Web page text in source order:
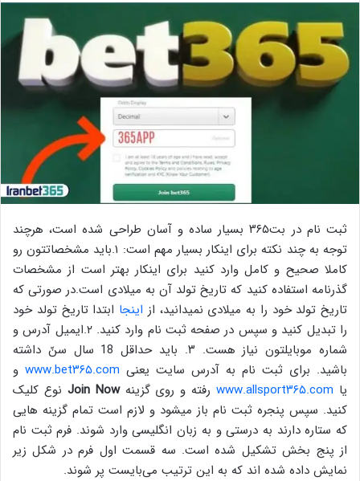
ثبت نام در بت۳۶۵ بسیار ساده و آسان طراحی‌ شده است، هرچند
توجه به چند نکته برای اینکار بسیار مهم است: ۱.باید مشخصاتتون رو
کاملا صحیح و کامل وارد کنید برای اینکار بهتر است از مشخصات
گذرنامه استفاده کنید که تاریخ تولد آن به میلادی است.در صورتی‌ که
تاریخ تولد خود را به میلادی نمیدانید، از اینجا ابتدا تاریخ تولد خود
را تبدیل کنید و سپس در صفحه ثبت نام وارد کنید. ۲.ایمیل آدرس و
شماره موبایلتون نیاز هست. ۳. باید حداقل 18 سال سنّ داشته
باشید. برای ثبت نام به آدرس سایت یعنی‌ www.bet۳۶۵.com و
یا www.allsport۳۶۵.comرفته و روی گزینهJoin Now نوع کلیک
کنید. سپس پنجره ثبت نام باز میشود و لازم است تمام گزینه هایی
که ستاره دارند به درستی‌ و به زبان انگلیسی وارد شوند. فرم ثبت نام
از پنج بخش تشکیل شده است. سه قسمت اول فرم در شکل زیر
نمایش داده شده اند که به این ترتیب می‌بایست پر شوند.